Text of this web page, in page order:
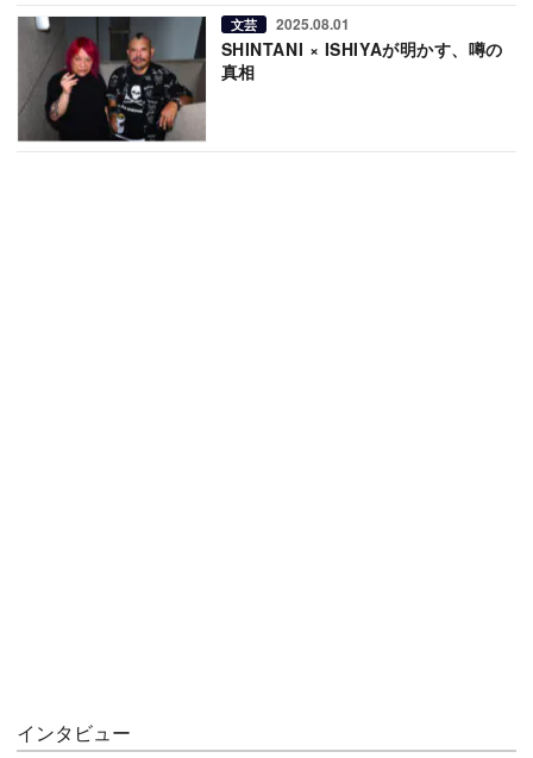
文芸 2025.08.01
SHINTANI × ISHIYAが明かす、噂の
真相
インタビュー